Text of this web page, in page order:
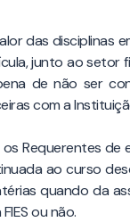
das disciplinas
junto ao setor
de não ser
com a
Requerentes de
ao curso
quando da
ou não.